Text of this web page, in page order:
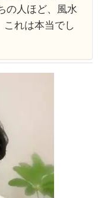
の人ほど、風水
れは本当でし